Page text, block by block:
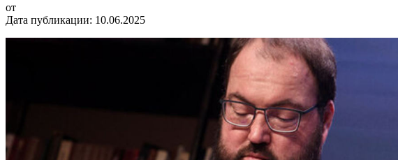
от
Дата публикации: 10.06.2025